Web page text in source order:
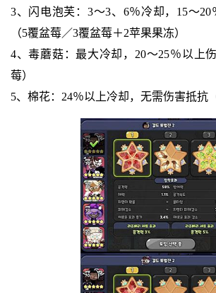
3、闪电泡芙：3～3、6％冷却，15～20
（5覆盆莓／3覆盆莓＋2苹果果冻）
4、毒蘑菇：最大冷却，20～25％以上
莓）
5、棉花：24％以上冷却，无需伤害抵抗